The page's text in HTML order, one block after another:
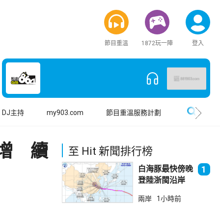
節目重溫 1872玩一陣 登入
DJ主持 my903.com 節目重溫服務計劃
增 續 至 Hit 新聞排行榜
白海豚最快傍晚
登陸浙閩沿岸
1
兩岸 1小時前